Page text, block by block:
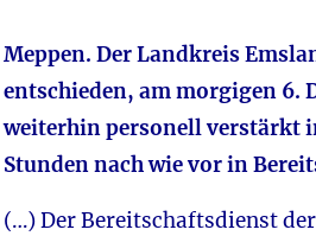
Meppen. Der Landkreis
entschieden, am morgigen 6.
weiterhin personell verstärkt
Stunden nach wie vor in
(…) Der Bereitschaftsdienst